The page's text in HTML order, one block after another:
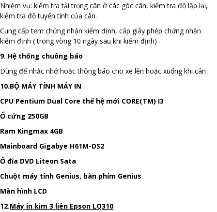
Nhiệm vụ: kiểm tra tải trọng cân ở các góc cân, kiểm tra độ lặp lại,
kiểm tra độ tuyến tính của cân.
Cung cấp tem chứng nhận kiểm định, cấp giấy phép chứng nhận
kiểm định ( trong vòng 10 ngày sau khi kiểm định)
9. Hệ thống chuông báo
Dùng để nhắc nhở hoặc thông báo cho xe lên hoặc xuống khi cân
10.BỘ MÁY TÍNH MÁY IN
CPU Pentium Dual Core thế hệ mới CORE(TM) I3
Ổ cứng 250GB
Ram Kingmax 4GB
Mainboard Gigabye H61M-DS2
Ổ đĩa DVD Liteon Sata
Chuột máy tính Genius, bàn phím Genius
Màn hình LCD
12.Máy in kim 3 liên Epson LQ310